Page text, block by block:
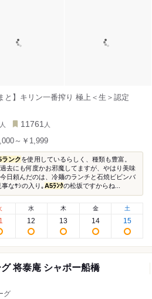
と】キリン一番搾り 極上＜生＞認定
人 11761 人
～￥1,999
ランクを使用しているらしく、種類も豊富。
去にも何度かお邪魔してますが、やはり美味
日頼んだのは、冷麺のランチと石焼ビビンバ
なｻｼの入り｡A5ﾗﾝｸの松坂ですからね...
水
12
木
13
金
14
土
15
将泰庵 シャポー船橋
グ